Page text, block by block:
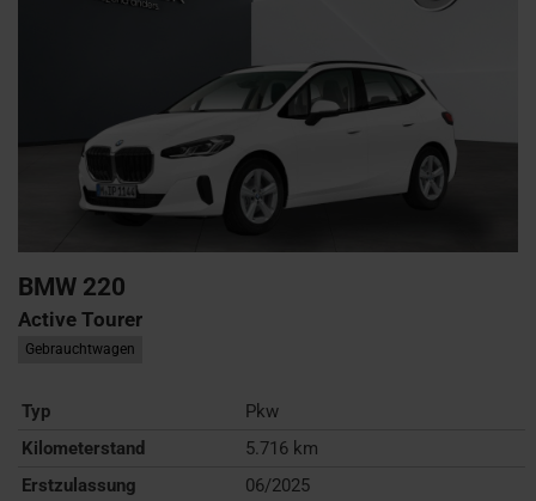
BMW 220
Active Tourer
Gebrauchtwagen
Typ
Pkw
Kilometerstand
5.716 km
Erstzulassung
06/2025